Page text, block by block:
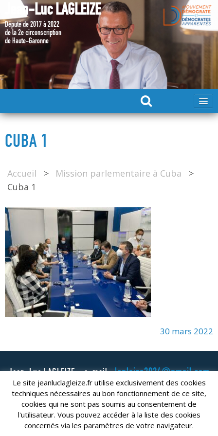
Jean-Luc LAGLEIZE
Député de 2017 à 2022
de la 2e circonscription
de Haute-Garonne
DÉPUTÉ 2017 – 2022
MES ACTIONS 2017 – 2022
CUBA 1
Accueil > Mission parlementaire à Cuba
>
Cuba 1
30 mars 2022
Jean-Luc LAGLEIZE - e-mail :lagleize2024@gmail.com
Mentions Légales- Copyright © 2024. Tous droits réservés.
Le site jeanluclagleize.fr utilise exclusivement des cookies
techniques nécessaires au bon fonctionnement de ce site,
cookies qui ne sont pas soumis au consentement de
l'utilisateur. Vous pouvez accéder à la liste des cookies
concernés via les paramètres de votre navigateur.